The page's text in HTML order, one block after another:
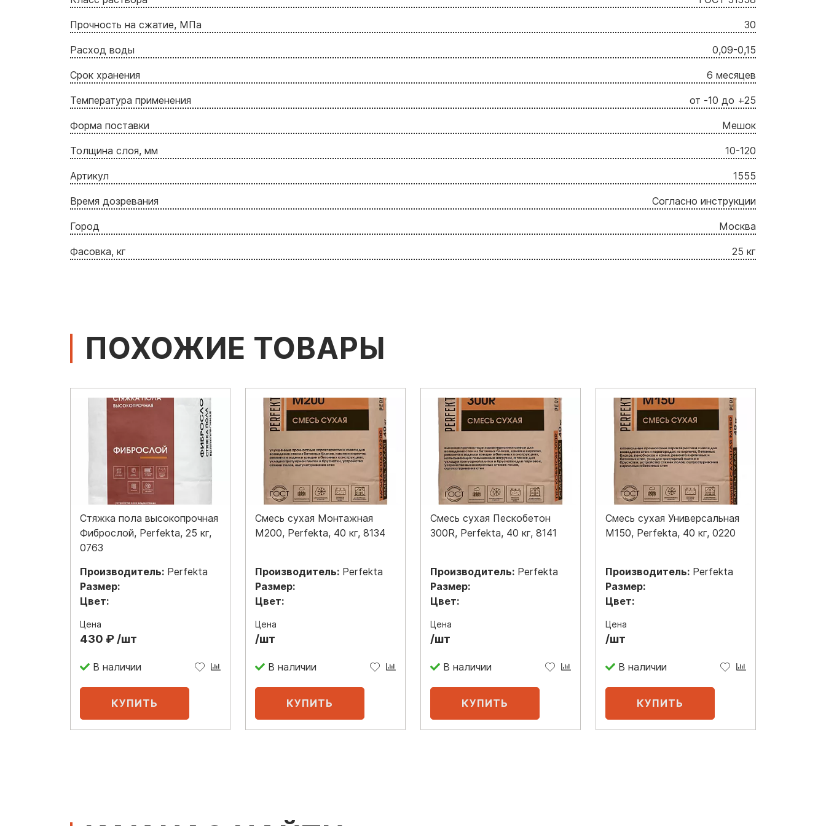
Прочность на сжатие, МПа 30
Расход воды 0,09-0,15
Срок хранения 6 месяцев
Температура применения от -10 до +25
Форма поставки Мешок
Толщина слоя, мм 10-120
Артикул 1555
Время дозревания Согласно инструкции
Город Москва
Фасовка, кг 25 кг
ПОХОЖИЕ ТОВАРЫ
Стяжка пола высокопрочная
Фиброслой, Perfekta, 25 кг,
0763
Производитель: Perfekta
Размер:
Цвет:
Цена
430 ₽ /шт
В наличии
Смесь сухая Монтажная
М200, Perfekta, 40 кг, 8134
Производитель: Perfekta
Размер:
Цвет:
Цена
/шт
В наличии
Смесь сухая Пескобетон
300R, Perfekta, 40 кг, 8141
Производитель: Perfekta
Размер:
Цвет:
Цена
/шт
В наличии
Смесь сухая Универсальная
М150, Perfekta, 40 кг, 0220
Производитель: Perfekta
Размер:
Цвет:
Цена
/шт
В наличии